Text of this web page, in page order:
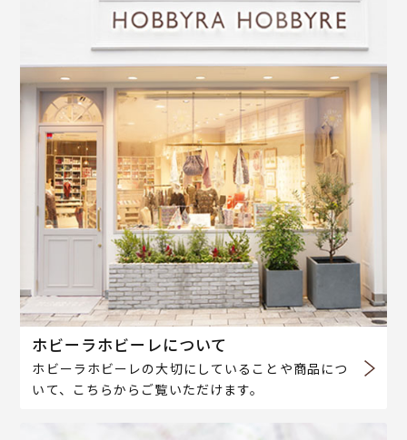
ホビーラホビーレについて
ホビーラホビーレの大切にしていることや商品につ
いて、こちらからご覧いただけます。